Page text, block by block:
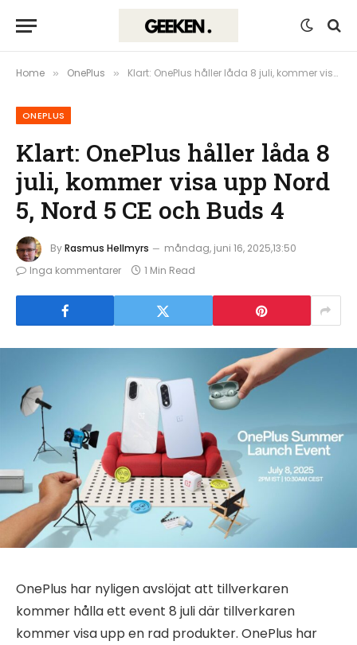
Home » OnePlus » Klart: OnePlus håller låda 8 juli, kommer visa upp Nord 5, Nord 5 CE och Buds 4
ONEPLUS
Klart: OnePlus håller låda 8
juli, kommer visa upp Nord
5, Nord 5 CE och Buds 4
ByRasmus Hellmyrs
måndag, juni 16, 2025,13:50
Inga kommentarer
1 Min Read
OnePlus har nyligen avslöjat att tillverkaren
kommer hålla ett event 8 juli där tillverkaren
kommer visa upp en rad produkter. OnePlus har